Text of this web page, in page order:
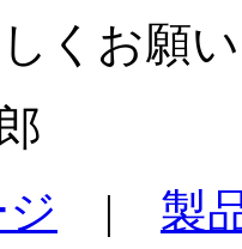
くお願
| 製